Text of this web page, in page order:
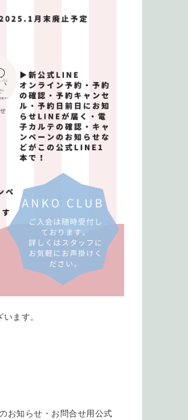
ます。
知らせ・お問合せ用公式